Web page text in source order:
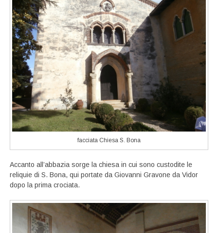
facciata Chiesa S. Bona
Accanto all’abbazia sorge la chiesa in cui sono custodite le
reliquie di S. Bona, qui portate da Giovanni Gravone da Vidor
dopo la prima crociata.